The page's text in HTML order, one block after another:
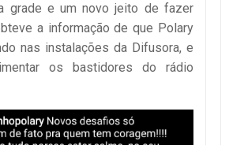
grade e um novo jeito de fazer
a informação de que Polary
nas instalações da Difusora, e
os bastidores do rádio